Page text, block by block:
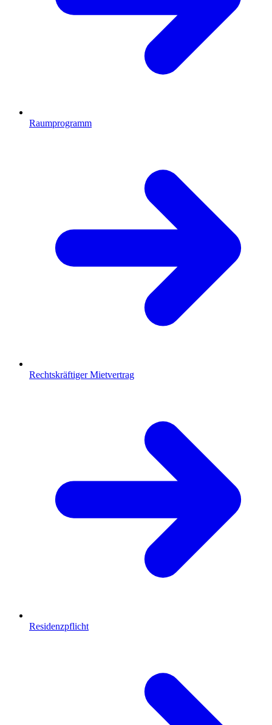
Raumprogramm
Rechtskräftiger Mietvertrag
Residenzpflicht